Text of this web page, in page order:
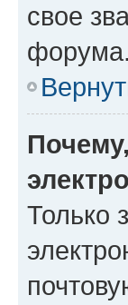
свое
форума.
Только